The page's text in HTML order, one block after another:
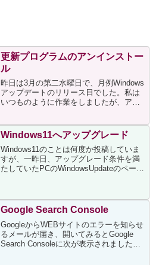
更新プログラムのアンインストー
ル
昨日は3月の第二水曜日で、月例Windows
アップデートのリリース日でした。私は
いつものように作業をしましたが、アッ
もなくPC作業を続けていました。そし
て、今朝、クロネ...
Windows11へアップグレード
Windows11のことは何度か投稿していま
すが、一昨日、アップグレード条件を満
たしていたPCのWindowsUpdateのページ
Microsoftそれで一日いろいろ調...
Google Search Console
GoogleからWEBサイトのエラーを知らせ
るメールが届き、開いてみるとGoogle
Search Consoleに次が表示されました。